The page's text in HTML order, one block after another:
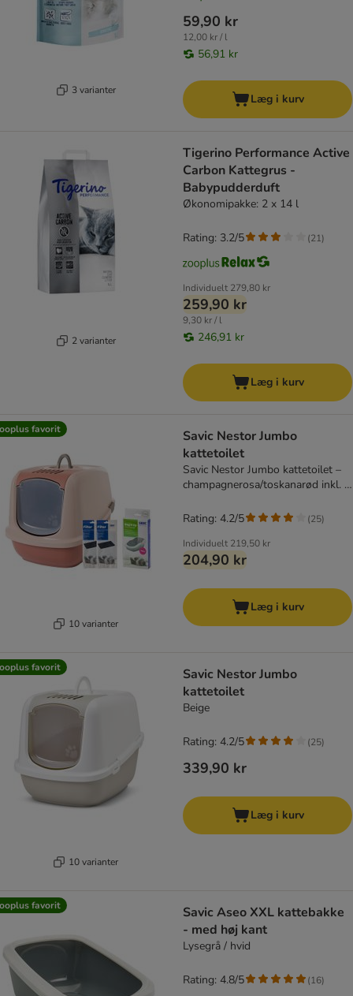
3 varianter
59,90 kr
12,00 kr / l
56,91 kr
Læg i kurv
2 varianter
Tigerino Performance Active
Carbon Kattegrus -
Babypudderduft
Økonomipakke: 2 x 14 l
Individuelt 279,80 kr
259,90 kr
9,30 kr / l
246,91 kr
Rating: 3.2/5 (21)
Læg i kurv
favorit
10 varianter
Savic Nestor Jumbo
kattetoilet
Savic Nestor Jumbo kattetoilet –
champagnerosa/toskanarød inkl. 2
Individuelt 219,50 kr
204,90 kr
Rating: 4.2/5 (25)
Læg i kurv
favorit
10 varianter
Savic Nestor Jumbo
kattetoilet
Beige
339,90 kr
Rating: 4.2/5 (25)
Læg i kurv
favorit
Savic Aseo XXL kattebakke
- med høj kant
Lysegrå / hvid
Rating: 4.8/5 (16)